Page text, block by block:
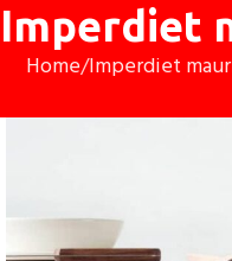
Imperdiet
Home Imperdiet